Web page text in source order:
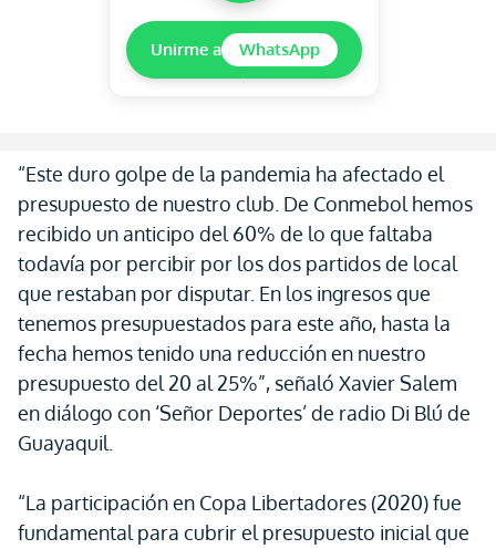
Unirme a WhatsApp
“Este duro golpe de la pandemia ha afectado el
presupuesto de nuestro club. De Conmebol hemos
recibido un anticipo del 60% de lo que faltaba
todavía por percibir por los dos partidos de local
que restaban por disputar. En los ingresos que
tenemos presupuestados para este año, hasta la
fecha hemos tenido una reducción en nuestro
presupuesto del 20 al 25%”, señaló Xavier Salem
en diálogo con ‘Señor Deportes’ de radio Di Blú de
Guayaquil.
“La participación en Copa Libertadores (2020) fue
fundamental para cubrir el presupuesto inicial que